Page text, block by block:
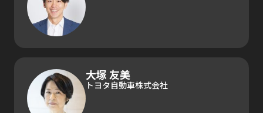
大塚 友美
トヨタ自動車株式会社